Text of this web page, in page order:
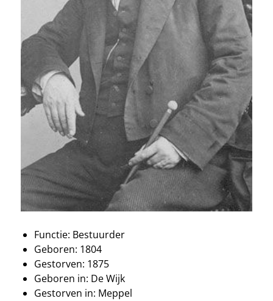
Functie: Bestuurder
Geboren: 1804
Gestorven: 1875
Geboren in: De Wijk
Gestorven in: Meppel